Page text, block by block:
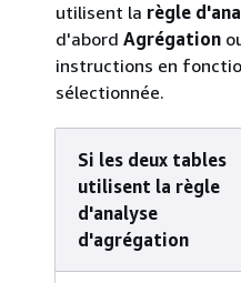
utilisent la règle
d'abord Agrégation
instructions en
sélectionnée.
Si les deux tables
utilisent la règle
d'analyse
d'agrégation